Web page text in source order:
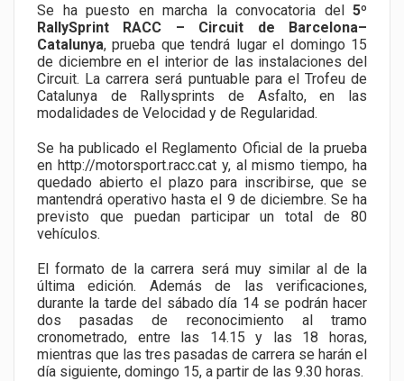
Se ha puesto en marcha la convocatoria del 5º
RallySprint RACC – Circuit de Barcelona–
Catalunya, prueba que tendrá lugar el domingo 15
de diciembre en el interior de las instalaciones del
Circuit. La carrera será puntuable para el Trofeu de
Catalunya de Rallysprints de Asfalto, en las
modalidades de Velocidad y de Regularidad.
Se ha publicado el Reglamento Oficial de la prueba
en http://motorsport.racc.caty, al mismo tiempo, ha
quedado abierto el plazo para inscribirse, que se
mantendrá operativo hasta el 9 de diciembre. Se ha
previsto que puedan participar un total de 80
vehículos.
El formato de la carrera será muy similar al de la
última edición. Además de las verificaciones,
durante la tarde del sábado día 14 se podrán hacer
dos pasadas de reconocimiento al tramo
cronometrado, entre las 14.15 y las 18 horas,
mientras que las tres pasadas de carrera se harán el
día siguiente, domingo 15, a partir de las 9.30 horas.